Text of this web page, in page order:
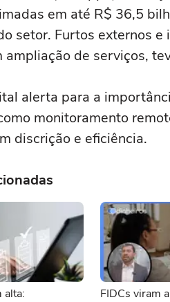
em até R$ 36,5
setor. Furtos externos
ampliação de serviços,
alerta para a
monitoramento
discrição e eficiência.
alta:
FIDCs viram